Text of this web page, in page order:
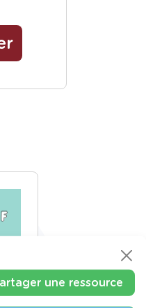
une ressource